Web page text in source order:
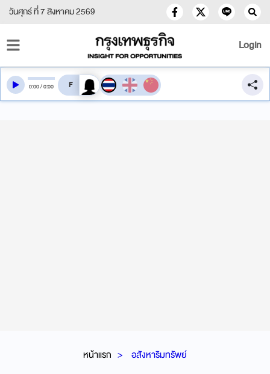
วันศุกร์ ที่ 7 สิงหาคม 2569
Login
หน้าแรก อสังหาริมทรัพย์
0:00/0:00 สลับเสียงอ่าน